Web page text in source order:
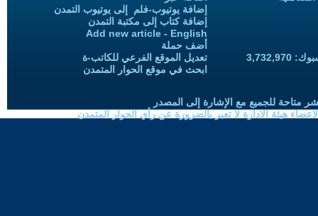
إضافة يوتيوب-فلم إلى يوتيوب التمدن
إضافة كتاب إلى مكتبة التمدن
Add new article - English
أضف حملة
تعديل الموقع الفرعي للكاتب-ة
ابحث في موقع الحوار المتمدن
متاحة للجميع مع الإشارة إلى المصدر
هيئة الادارة لا تعبر بالضرورة عن رأي الحوار المتمدن